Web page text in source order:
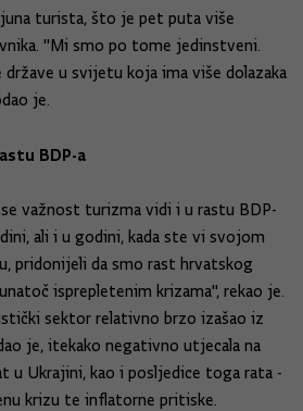
turista, što je pet puta više
"Mi smo po tome jedinstveni.
države u svijetu koja ima više dolazaka
je.
BDP-a
važnost turizma vidi i u rastu BDP-
ali i u godini, kada ste vi svojom
pridonijeli da smo rast hrvatskog
isprepletenim krizama", rekao je.
sektor relativno brzo izašao iz
je, itekako negativno utjecala na
u Ukrajini, kao i posljedice toga rata -
krizu te inflatorne pritiske.